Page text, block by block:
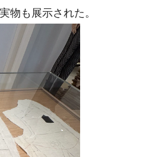
物も展示された。